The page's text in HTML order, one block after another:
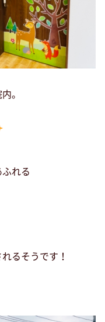
。
れる
るそうです！